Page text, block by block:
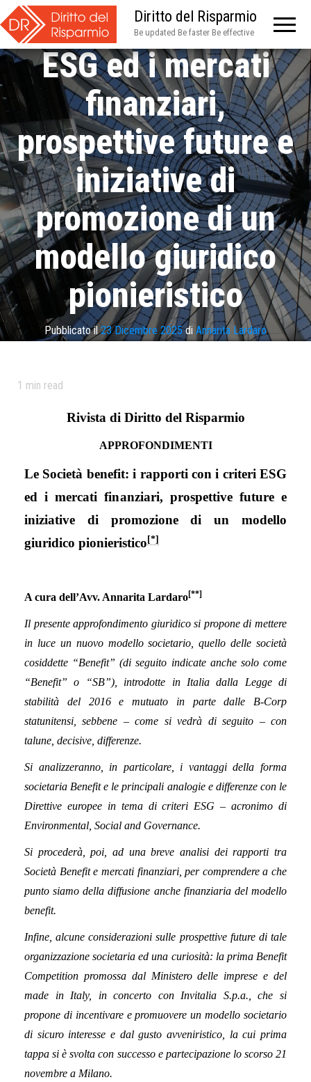
Diritto del Risparmio
Be updated Be faster Be effective
rapporti con i criteri
ESG ed i mercati
finanziari,
prospettive future e
iniziative di
promozione di un
modello giuridico
pionieristico
Pubblicato il23 Dicembre 2025di Annarita Lardaro
1 min read
Rivista di Diritto del Risparmio
APPROFONDIMENTI
Le Società benefit: i rapporti con i criteri ESG
ed i mercati finanziari, prospettive future e
iniziative di promozione di un modello
giuridico pionieristico [*]
A cura dell’Avv. Annarita Lardaro[**]
Il presente approfondimento giuridico si propone di mettere
in luce un nuovo modello societario, quello delle società
cosiddette “Benefit” (di seguito indicate anche solo come
“Benefit” o “SB”), introdotte in Italia dalla Legge di
stabilità del 2016 e mutuato in parte dalle B-Corp
statunitensi, sebbene – come si vedrà di seguito – con
talune, decisive, differenze.
Si analizzeranno, in particolare, i vantaggi della forma
societaria Benefit e le principali analogie e differenze con le
Direttive europee in tema di criteri ESG – acronimo di
Environmental, Social and Governance.
Si procederà, poi, ad una breve analisi dei rapporti tra
Società Benefit e mercati finanziari, per comprendere a che
punto siamo della diffusione anche finanziaria del modello
benefit.
Infine, alcune considerazioni sulle prospettive future di tale
organizzazione societaria ed una curiosità: la prima Benefit
Competition promossa dal Ministero delle imprese e del
made in Italy, in concerto con Invitalia S.p.a., che si
propone di incentivare e promuovere un modello societario
di sicuro interesse e dal gusto avveniristico, la cui prima
tappa si è svolta con successo e partecipazione lo scorso 21
novembre a Milano.